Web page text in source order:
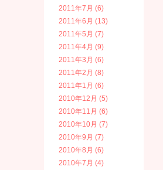
2011年7月 (6)
2011年6月 (13)
2011年5月 (7)
2011年4月 (9)
2011年3月 (6)
2011年2月 (8)
2011年1月 (6)
2010年12月 (5)
2010年11月 (6)
2010年10月 (7)
2010年9月 (7)
2010年8月 (6)
2010年7月 (4)